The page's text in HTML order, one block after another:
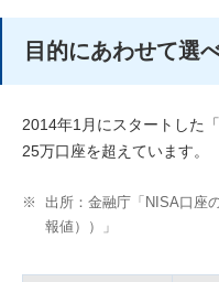
目的にあわせて選
2014年1月にスタートした
25万口座を超えています。
※
出所：金融庁「NISA口座
報値））」